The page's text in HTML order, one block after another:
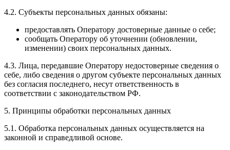
4.2. Субъекты персональных данных обязаны:
предоставлять Оператору достоверные данные о себе;
сообщать Оператору об уточнении (обновлении,
изменении) своих персональных данных.
4.3. Лица, передавшие Оператору недостоверные сведения о
себе, либо сведения о другом субъекте персональных данных
без согласия последнего, несут ответственность в
соответствии с законодательством РФ.
5. Принципы обработки персональных данных
5.1. Обработка персональных данных осуществляется на
законной и справедливой основе.